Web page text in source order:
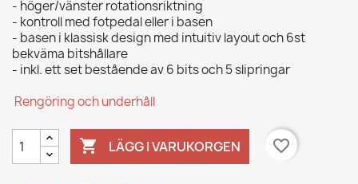
- höger/vänster rotationsriktning
- kontroll med fotpedal eller i basen
- basen i klassisk design med intuitiv layout och 6st
bekväma bitshållare
- inkl. ett set bestående av 6 bits och 5 slipringar
Rengöring och underhåll
 LÄGG I VARUKORGEN favorite_border